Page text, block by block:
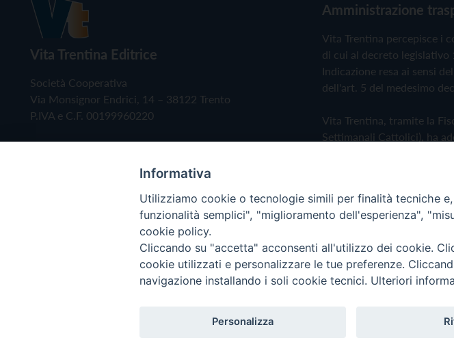
Vita Trentina Editrice
Società Cooperativa
Via Monsignor Endrici, 14 – 38122 Trento
P.IVA e C.F. 00199960220
Amministrazione
Vita Trentina percepisce i
di cui al decreto legislativo
Indicazione resa ai sensi
dell'art. 5 del medesimo
Vita Trentina, tramite la
Settimanali Cattolici), ha
Privacy Policy Cookie
Copyright © 2019 - Tutti i diritti riservati - Vita Trentina Editrice
Informativa
Utilizziamo cookie o tecnologie simili per finalità tecniche
funzionalità semplici", "miglioramento dell'esperienza",
cookie policy.
Cliccando su "accetta" acconsenti all'utilizzo dei cookie.
cookie utilizzati e personalizzare le tue preferenze.
navigazione installando i soli cookie tecnici. Ulteriori
Personalizza